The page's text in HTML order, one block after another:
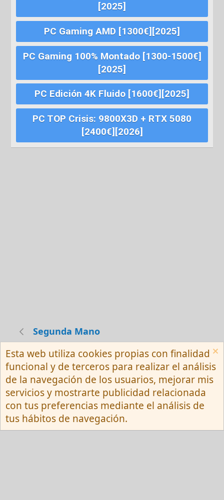
[2025]
PC Gaming AMD [1300€][2025]
PC Gaming 100% Montado [1300-1500€]
[2025]
PC Edición 4K Fluido [1600€][2025]
PC TOP Crisis: 9800X3D + RTX 5080
[2400€][2026]
Segunda Mano
Español (Neutro) Tu
Contactarnos
Términos y reglas
Privacy policy
Ayuda
R
S
S
Community platform by XenForo ® © 2010-
2026 XenForo Ltd.
Esta web utiliza cookies propias con finalidad
funcional y de terceros para realizar el análisis
de la navegación de los usuarios, mejorar mis
servicios y mostrarte publicidad relacionada
con tus preferencias mediante el análisis de
tus hábitos de navegación.